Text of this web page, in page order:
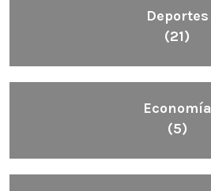
Deportes
(21)
Economía
(5)